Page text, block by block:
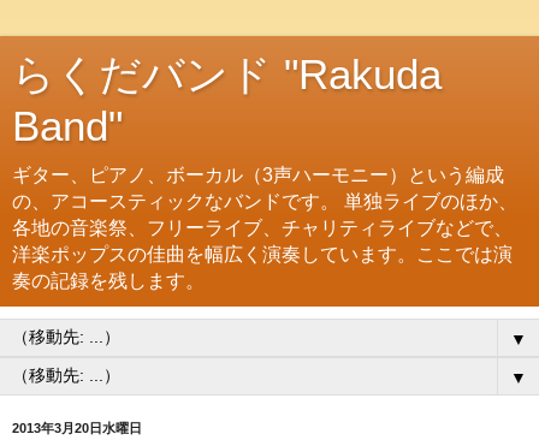
らくだバンド "Rakuda
Band"
ギター、ピアノ、ボーカル（3声ハーモニー）という編成
の、アコースティックなバンドです。 単独ライブのほか、
各地の音楽祭、フリーライブ、チャリティライブなどで、
洋楽ポップスの佳曲を幅広く演奏しています。ここでは演
奏の記録を残します。
▼
▼
2013年3月20日水曜日